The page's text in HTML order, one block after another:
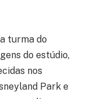
turma do
do estúdio,
nos
Park e